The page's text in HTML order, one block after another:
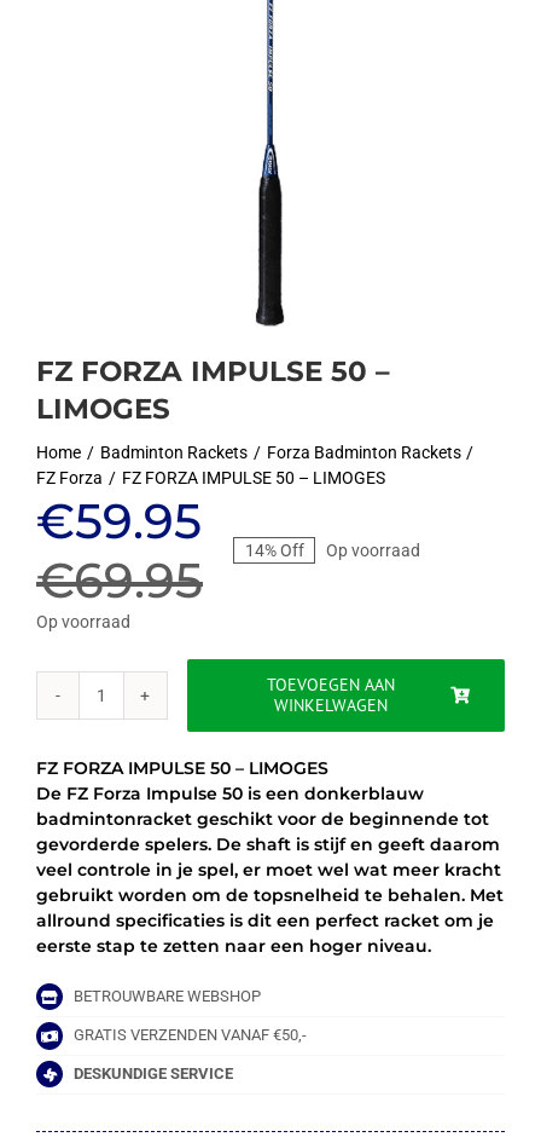
FZ FORZA IMPULSE 50 –
LIMOGES
Home Badminton Rackets
Forza Badminton Rackets
FZ Forza
FZ FORZA IMPULSE 50 – LIMOGES
€69.95
Oorspronkelijke
prijs
was:
€69.95.
€59.95
Huidige
prijs
is:
€59.95.
14% Off Op voorraad
Op voorraad
FZ
LIMOGES
aantal
TOEVOEGEN AAN
WINKELWAGEN
FZ FORZA IMPULSE 50 – LIMOGES
De FZ Forza Impulse 50 is een donkerblauw
badmintonracket geschikt voor de beginnende tot
gevorderde spelers. De shaft is stijf en geeft daarom
veel controle in je spel, er moet wel wat meer kracht
gebruikt worden om de topsnelheid te behalen. Met
allround specificaties is dit een perfect racket om je
eerste stap te zetten naar een hoger niveau.
BETROUWBARE WEBSHOP
GRATIS VERZENDEN VANAF €50,-
DESKUNDIGE SERVICE